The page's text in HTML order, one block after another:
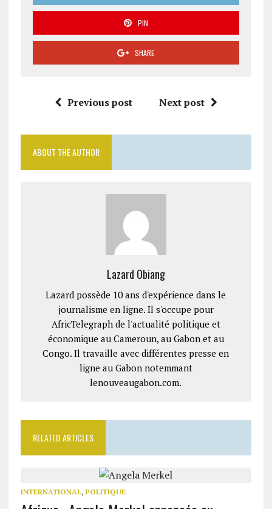
PIN
SHARE
Previous post Next post
ABOUT THE AUTHOR
Lazard Obiang
Lazard possède 10 ans d'expérience dans le
journalisme en ligne. Il s'occupe pour
AfricTelegraph de l'actualité politique et
économique au Cameroun, au Gabon et au
Congo. Il travaille avec différentes presse en
ligne au Gabon notemmant
lenouveaugabon.com.
RELATED ARTICLES
INTERNATIONAL, POLITIQUE